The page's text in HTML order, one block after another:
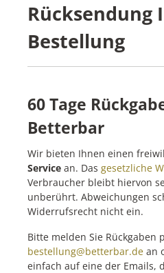
Rücksendung
Bestellung
60 Tage
Betterbar
Wir bieten Ihnen einen
Service an. Das gesetzliche
Verbraucher bleibt hiervon
unberührt. Abweichungen
Widerrufsrecht nicht ein.
Bitte melden Sie Rückgaben
bestellung@betterbar.de an
einfach auf eine der Emails,